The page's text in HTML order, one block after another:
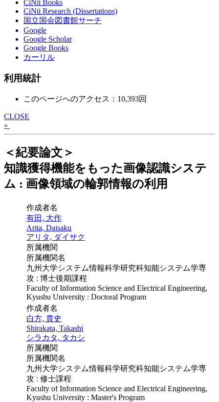
CiNii Books
CiNii Research (Dissertations)
国立国会図書館サーチ
Google
Google Scholar
Google Books
カーリル
利用統計
このページへのアクセス：10,393回
CLOSE
»
＜紀要論文＞
知識獲得機能をもった画像認識システ
ム : 画像領域の輪郭情報の利用
作成者名
有田, 大作
Arita, Daisaku
アリタ, ダイサク
所属機関
所属機関名
九州大学システム情報科学研究科知能システム学専
攻 : 博士後期課程
Faculty of Information Science and Electrical Engineering,
Kyushu University : Doctoral Program
作成者名
白方, 貴史
Shirakata, Takashi
シラカタ, タカシ
所属機関
所属機関名
九州大学システム情報科学研究科知能システム学専
攻 : 修士課程
Faculty of Information Science and Electrical Engineering,
Kyushu University : Master's Program